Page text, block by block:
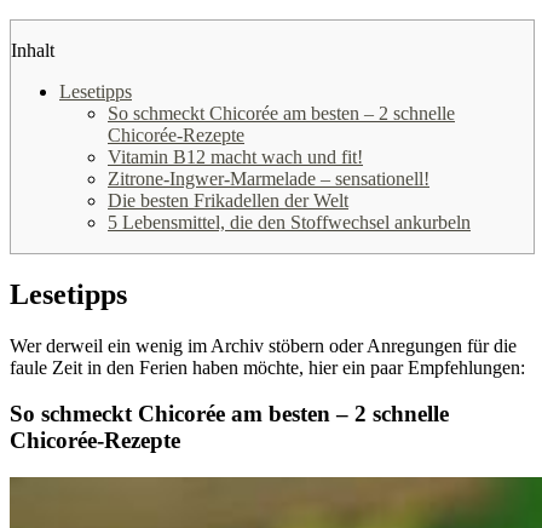
Inhalt
Lesetipps
So schmeckt Chicorée am besten – 2 schnelle
Chicorée-Rezepte
Vitamin B12 macht wach und fit!
Zitrone-Ingwer-Marmelade – sensationell!
Die besten Frikadellen der Welt
5 Lebensmittel, die den Stoffwechsel ankurbeln
Lesetipps
Wer derweil ein wenig im Archiv stöbern oder Anregungen für die
faule Zeit in den Ferien haben möchte, hier ein paar Empfehlungen:
So schmeckt Chicorée am besten – 2 schnelle
Chicorée-Rezepte